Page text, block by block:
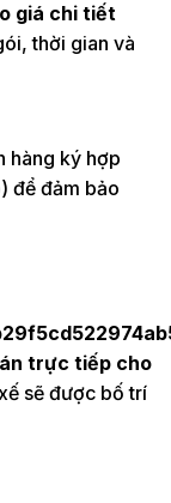
giá chi tiết
thời gian và
hàng ký hợp
để đảm bảo
trực tiếp cho
sẽ được bố trí